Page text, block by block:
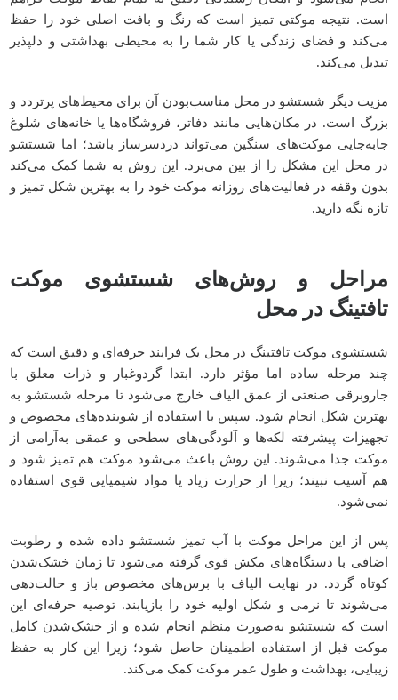
است. نتیجه موکتی تمیز است که رنگ و بافت اصلی خود را حفظ
می‌کند و فضای زندگی یا کار شما را به محیطی بهداشتی و دلپذیر
تبدیل می‌کند.
مزیت دیگر شستشو در محل مناسب‌بودن آن برای محیط‌های پرتردد و
بزرگ است. در مکان‌هایی مانند دفاتر، فروشگاه‌ها یا خانه‌های شلوغ
جابه‌جایی موکت‌های سنگین می‌تواند دردسرساز باشد؛ اما شستشو
در محل این مشکل را از بین می‌برد. این روش به شما کمک می‌کند
بدون وقفه در فعالیت‌های روزانه موکت خود را به بهترین شکل تمیز و
تازه نگه دارید.
مراحل و روش‌های شستشوی موکت
تافتینگ در محل
شستشوی موکت تافتینگ در محل یک فرایند حرفه‌ای و دقیق است که
چند مرحله ساده اما مؤثر دارد. ابتدا گردوغبار و ذرات معلق با
جاروبرقی صنعتی از عمق الیاف خارج می‌شود تا مرحله شستشو به
بهترین شکل انجام شود. سپس با استفاده از شوینده‌های مخصوص و
تجهیزات پیشرفته لکه‌ها و آلودگی‌های سطحی و عمقی به‌آرامی از
موکت جدا می‌شوند. این روش باعث می‌شود موکت هم تمیز شود و
هم آسیب نبیند؛ زیرا از حرارت زیاد یا مواد شیمیایی قوی استفاده
نمی‌شود.
پس از این مراحل موکت با آب تمیز شستشو داده شده و رطوبت
اضافی با دستگاه‌های مکش قوی گرفته می‌شود تا زمان خشک‌شدن
کوتاه گردد. در نهایت الیاف با برس‌های مخصوص باز و حالت‌دهی
می‌شوند تا نرمی و شکل اولیه خود را بازیابند. توصیه حرفه‌ای این
است که شستشو به‌صورت منظم انجام شده و از خشک‌شدن کامل
موکت قبل از استفاده اطمینان حاصل شود؛ زیرا این کار به حفظ
زیبایی، بهداشت و طول عمر موکت کمک می‌کند.